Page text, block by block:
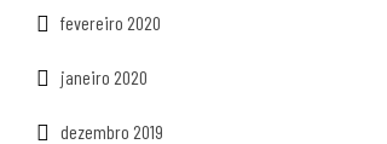
fevereiro 2020
janeiro 2020
dezembro 2019